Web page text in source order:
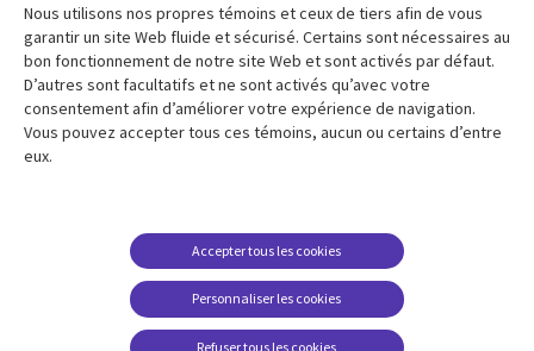
Salle de presse
Ressources
Articles
Études de cas
Baladodiffusions
Support
Restrictions et
conditions juridiques
Carrières FAQ
Centre de gestion des
Social
Media
Global
FR
Nous utilisons nos propres témoins et ceux de tiers afin de vous
garantir un site Web fluide et sécurisé. Certains sont nécessaires au
bon fonctionnement de notre site Web et sont activés par défaut.
D’autres sont facultatifs et ne sont activés qu’avec votre
consentement afin d’améliorer votre expérience de navigation.
Vous pouvez accepter tous ces témoins, aucun ou certains d’entre
eux.
Personnaliser les cookies
Accepter tous les cookies
Refuser tous les cookies